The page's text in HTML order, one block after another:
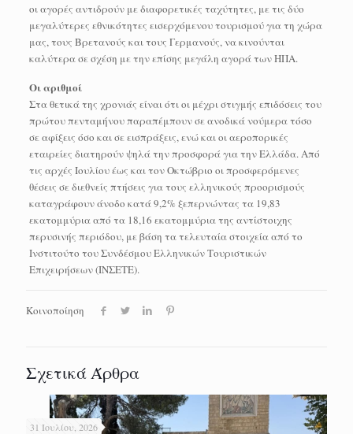
οι αγορές αντιδρούν με διαφορετικές ταχύτητες, με τις δύο
μεγαλύτερες εθνικότητες εισερχόμενου τουρισμού για τη χώρα
μας, τους Βρετανούς και τους Γερμανούς, να κινούνται
καλύτερα σε σχέση με την επίσης μεγάλη αγορά των ΗΠΑ.
Οι αριθμοί
Στα θετικά της χρονιάς είναι ότι οι μέχρι στιγμής επιδόσεις του
πρώτου πενταμήνου παραπέμπουν σε ανοδικά νούμερα τόσο
σε αφίξεις όσο και σε εισπράξεις, ενώ και οι αεροπορικές
εταιρείες διατηρούν ψηλά την προσφορά για την Ελλάδα. Από
τις αρχές Ιουλίου έως και τον Οκτώβριο οι προσφερόμενες
θέσεις σε διεθνείς πτήσεις για τους ελληνικούς προορισμούς
καταγράφουν άνοδο κατά 9,2% ξεπερνώντας τα 19,83
εκατομμύρια από τα 18,16 εκατομμύρια της αντίστοιχης
περυσινής περιόδου, με βάση τα τελευταία στοιχεία από το
Ινστιτούτο του Συνδέσμου Ελληνικών Τουριστικών
Επιχειρήσεων (ΙΝΣΕΤΕ).
Κοινοποίηση
Σχετικά Άρθρα
31 Ιουλίου, 2026